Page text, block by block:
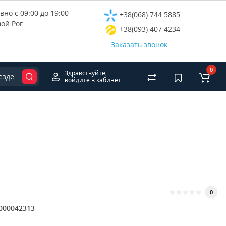
с 09:00 до 19:00
Рог
+38(068) 744 5885
+38(093) 407 4234
Заказать звонок
Здравствуйте,
войдите в кабинет
0
0